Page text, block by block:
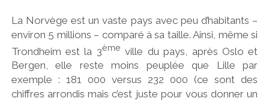
La Norvège est un vaste pays avec peu d’habitants –
environ 5 millions – comparé à sa taille. Ainsi, même si
Trondheim est la 3ème ville du pays, après Oslo et
Bergen, elle reste moins peuplée que Lille par
exemple : 181 000 versus 232 000 (ce sont des
chiffres arrondis mais c’est juste pour vous donner un